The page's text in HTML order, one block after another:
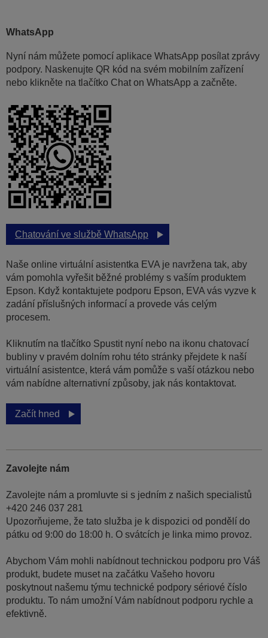
WhatsApp
Nyní nám můžete pomocí aplikace WhatsApp posílat zprávy
podpory. Naskenujte QR kód na svém mobilním zařízení
nebo klikněte na tlačítko Chat on WhatsApp a začněte.
Chatování ve službě WhatsApp
Naše online virtuální asistentka EVA je navržena tak, aby
vám pomohla vyřešit běžné problémy s vaším produktem
Epson. Když kontaktujete podporu Epson, EVA vás vyzve k
zadání příslušných informací a provede vás celým
procesem.
Kliknutím na tlačítko Spustit nyní nebo na ikonu chatovací
bubliny v pravém dolním rohu této stránky přejdete k naší
virtuální asistentce, která vám pomůže s vaší otázkou nebo
vám nabídne alternativní způsoby, jak nás kontaktovat.
Začít hned
Zavolejte nám
Zavolejte nám a promluvte si s jedním z našich specialistů
+420 246 037 281
Upozorňujeme, že tato služba je k dispozici od pondělí do
pátku od 9:00 do 18:00 h. O svátcích je linka mimo provoz.
Abychom Vám mohli nabídnout technickou podporu pro Váš
produkt, budete muset na začátku Vašeho hovoru
poskytnout našemu týmu technické podpory sériové číslo
produktu. To nám umožní Vám nabídnout podporu rychle a
efektivně.